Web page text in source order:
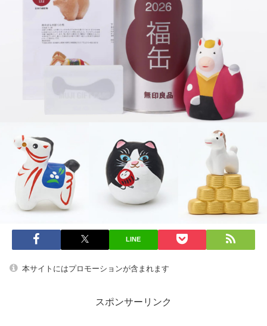
LINE
本サイトにはプロモーションが含まれます
スポンサーリンク